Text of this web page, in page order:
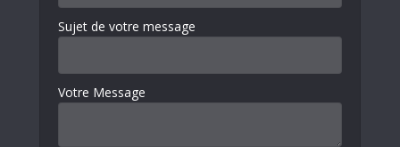
Sujet de votre message
Votre Message